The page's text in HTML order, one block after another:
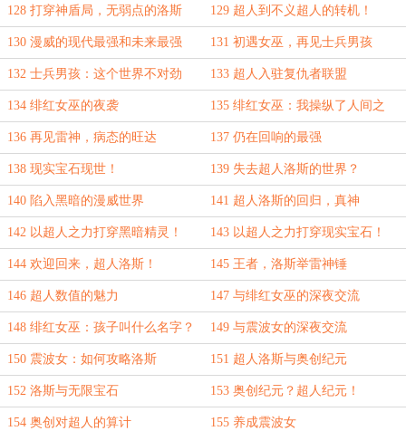
128 打穿神盾局，无弱点的洛斯 129 超人到不义超人的转机！
130 漫威的现代最强和未来最强 131 初遇女巫，再见士兵男孩
132 士兵男孩：这个世界不对劲 133 超人入驻复仇者联盟
134 绯红女巫的夜袭 135 绯红女巫：我操纵了人间之
神！
136 再见雷神，病态的旺达 137 仍在回响的最强
138 现实宝石现世！ 139 失去超人洛斯的世界？
140 陷入黑暗的漫威世界 141 超人洛斯的回归，真神
142 以超人之力打穿黑暗精灵！ 143 以超人之力打穿现实宝石！
144 欢迎回来，超人洛斯！ 145 王者，洛斯举雷神锤
146 超人数值的魅力 147 与绯红女巫的深夜交流
148 绯红女巫：孩子叫什么名字？ 149 与震波女的深夜交流
150 震波女：如何攻略洛斯 151 超人洛斯与奥创纪元
152 洛斯与无限宝石 153 奥创纪元？超人纪元！
154 奥创对超人的算计 155 养成震波女